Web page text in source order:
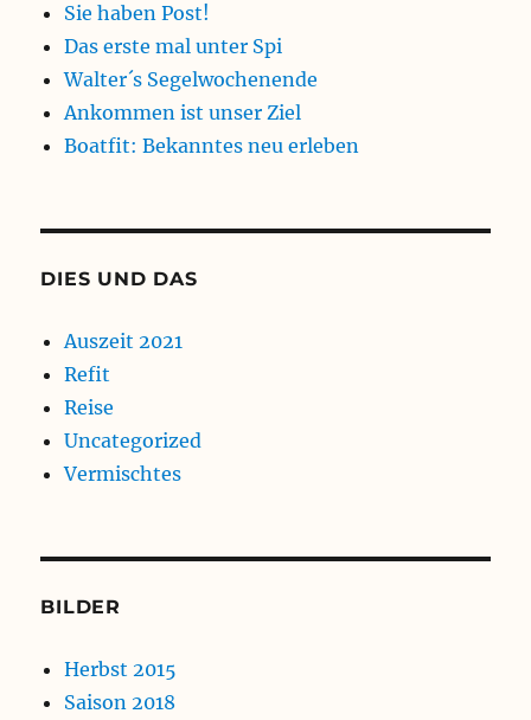
Sie haben Post!
Das erste mal unter Spi
Walter´s Segelwochenende
Ankommen ist unser Ziel
Boatfit: Bekanntes neu erleben
DIES UND DAS
Auszeit 2021
Refit
Reise
Uncategorized
Vermischtes
BILDER
Herbst 2015
Saison 2018